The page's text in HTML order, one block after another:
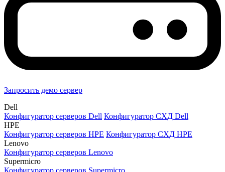
Запросить демо сервер
Dell
Конфигуратор серверов Dell Конфигуратор СХД Dell
HPE
Конфигуратор серверов HPE Конфигуратор СХД HPE
Lenovo
Конфигуратор серверов Lenovo
Supermicro
Конфигуратор серверов Supermicro